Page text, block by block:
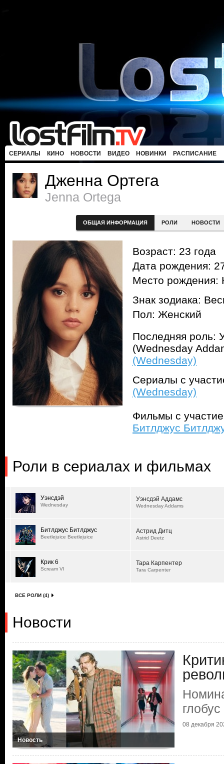
СЕРИАЛЫ КИНО НОВОСТИ ВИДЕО НОВИНКИ РАСПИСАНИЕ
Дженна Ортега
Jenna Ortega
ОБЩАЯ ИНФОРМАЦИЯ РОЛИ НОВОСТИ
Возраст: 23 года
Дата рождения:
Место
Знак зодиака:
Пол: Женский
Последняя роль:
(Wednesday
(Wednesday)
Сериалы с
(Wednesday)
Фильмы с
Битлджус
Роли в сериалах и фильмах
Уэнсдэй
Wednesday
Уэнсдэй Аддамс
Wednesday Addams
Битлджус Битлджус
Beetlejuice Beetlejuice
Астрид Дитц
Astrid Deetz
Крик 6
Scream VI
Тара Карпентер
Tara Carpenter
ВСЕ РОЛИ (4)
Новости
Новость
08 декабря